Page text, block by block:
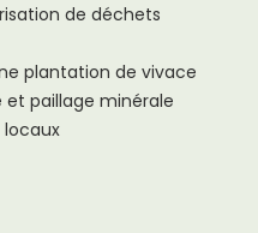
de déchets
plantation de vivace
paillage minérale
locaux